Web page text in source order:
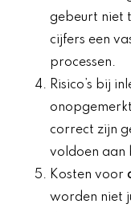
gebeurt niet
cijfers een
processen.
Risico’s bij
correct zijn
voldoen aan
Kosten voor
worden niet